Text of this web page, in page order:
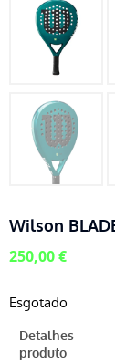
Wilson
250,00€
Esgotado
Detalhes
produto